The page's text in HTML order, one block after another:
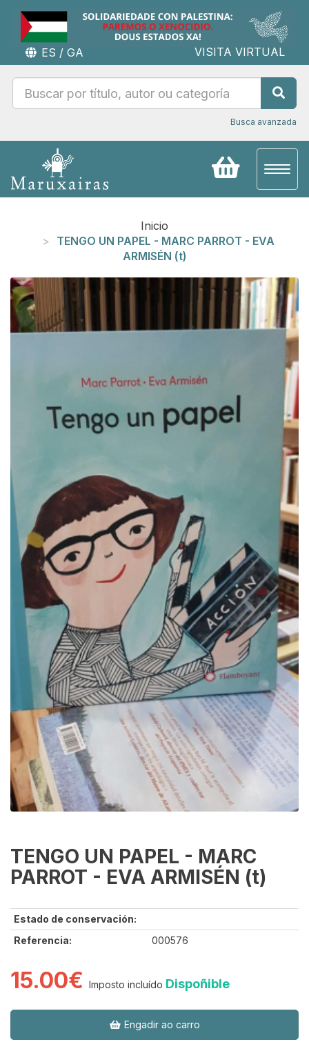
ES / GA VISITA VIRTUAL
Busca avanzada
Inicio
TENGO UN PAPEL - MARC PARROT - EVA
ARMISÉN (t)
TENGO UN PAPEL - MARC
PARROT - EVA ARMISÉN (t)
Estado de conservación:
Referencia:
000576
15.00€ Imposto incluído Dispoñible
Engadir ao carro